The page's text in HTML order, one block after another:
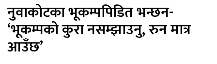
नुवाकोटका भूकम्पपिडित भन्छन-
‘भूकम्पको कुरा नसम्झाउनु, रुन मात्र
आउँछ’